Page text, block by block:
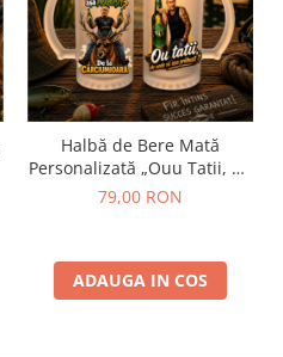
Halbă de Bere Mată
Personalizată „Ouu Tatii, De
Unde Vii Așa Prăbușit?”
79,00 RON
ADAUGA IN COS